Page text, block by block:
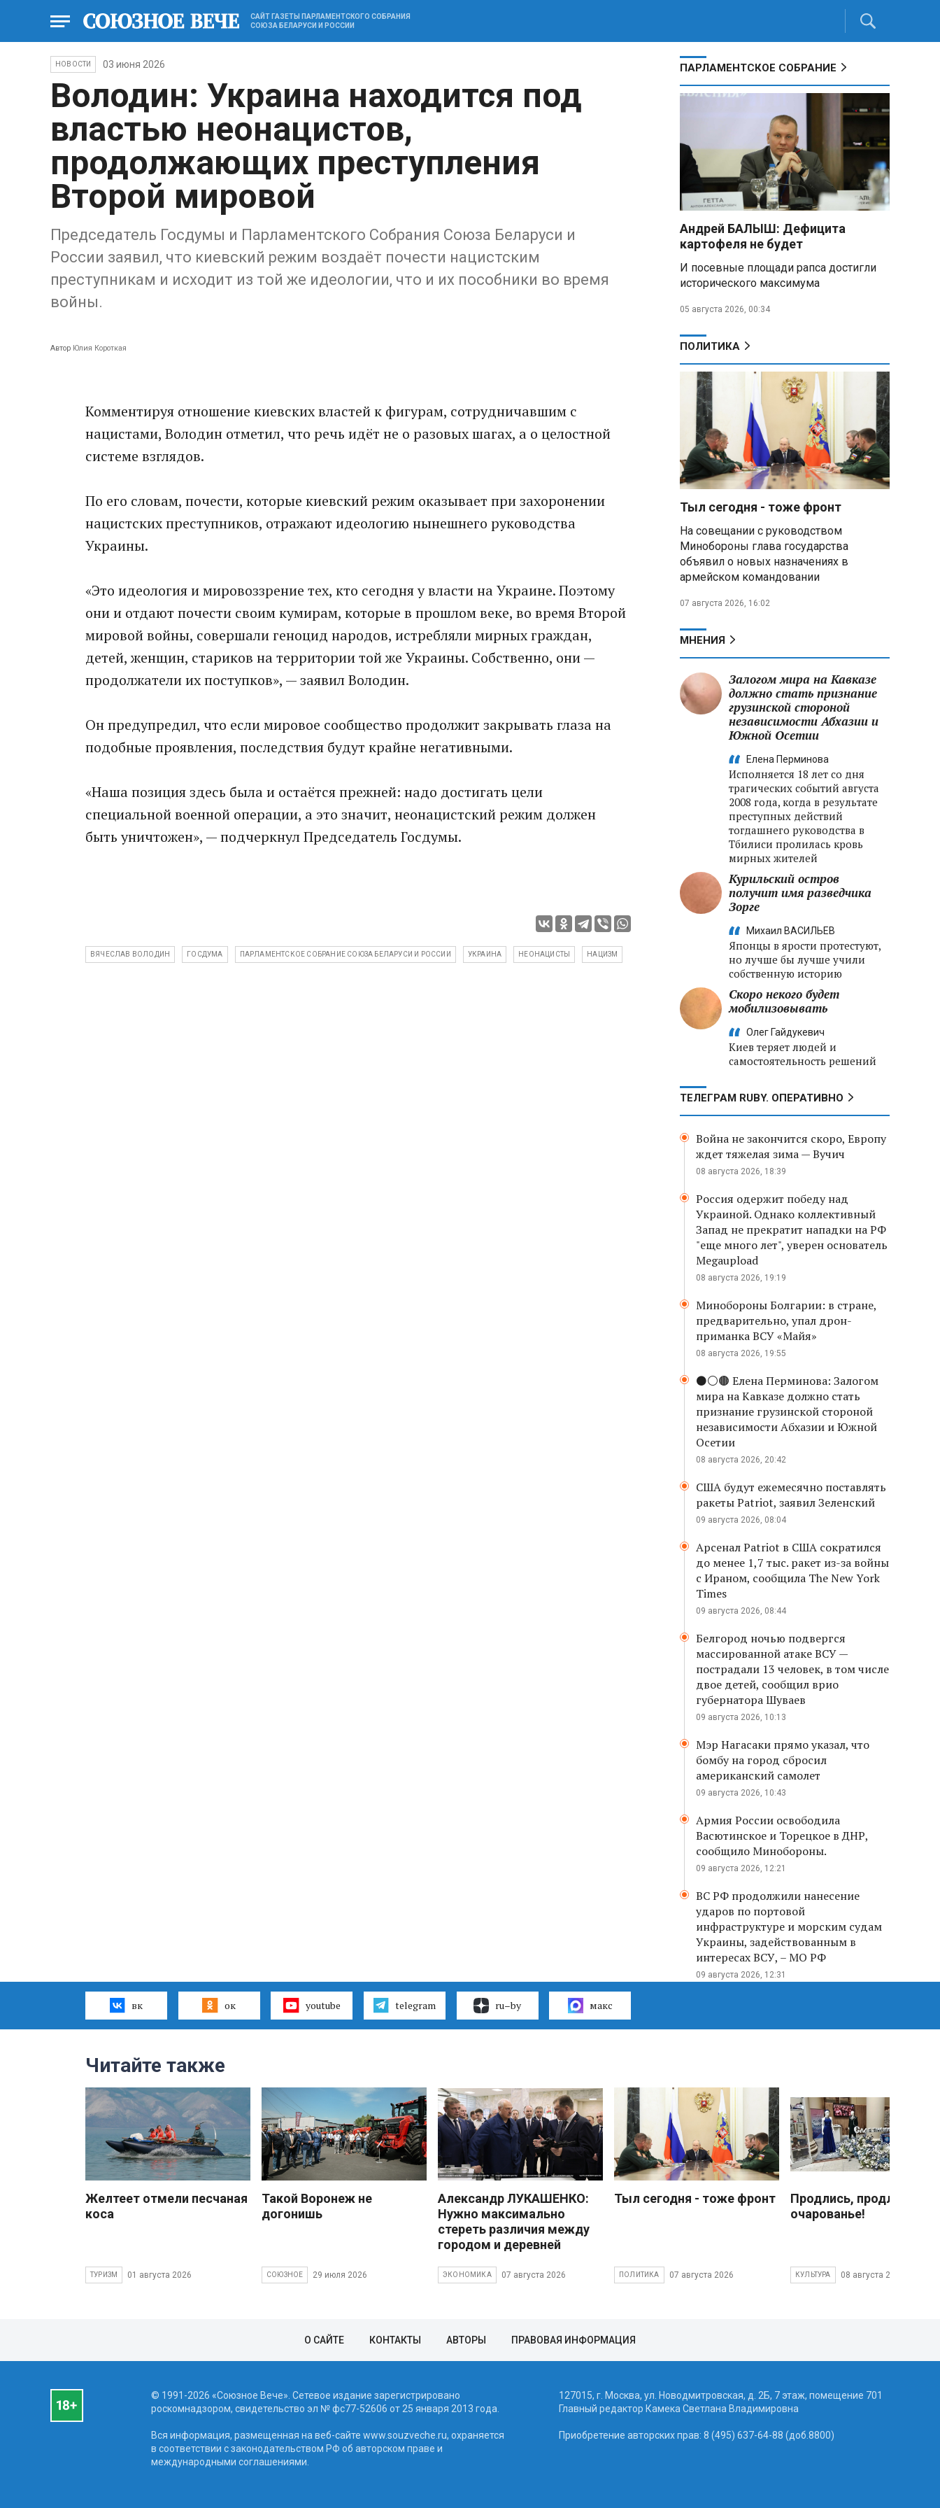
САЙТ ГАЗЕТЫ ПАРЛАМЕНТСКОГО СОБРАНИЯ
СОЮЗА БЕЛАРУСИ И РОССИИ
НОВОСТИ 03 июня 2026
Володин: Украина находится под
властью неонацистов,
продолжающих преступления
Второй мировой
Председатель Госдумы и Парламентского Собрания Союза Беларуси и
России заявил, что киевский режим воздаёт почести нацистским
преступникам и исходит из той же идеологии, что и их пособники во время
войны.
Автор Юлия Короткая
Комментируя отношение киевских властей к фигурам, сотрудничавшим с
нацистами, Володин отметил, что речь идёт не о разовых шагах, а о целостной
системе взглядов.
По его словам, почести, которые киевский режим оказывает при захоронении
нацистских преступников, отражают идеологию нынешнего руководства
Украины.
«Это идеология и мировоззрение тех, кто сегодня у власти на Украине. Поэтому
они и отдают почести своим кумирам, которые в прошлом веке, во время Второй
мировой войны, совершали геноцид народов, истребляли мирных граждан,
детей, женщин, стариков на территории той же Украины. Собственно, они —
продолжатели их поступков», — заявил Володин.
Он предупредил, что если мировое сообщество продолжит закрывать глаза на
подобные проявления, последствия будут крайне негативными.
«Наша позиция здесь была и остаётся прежней: надо достигать цели
специальной военной операции, а это значит, неонацистский режим должен
быть уничтожен», — подчеркнул Председатель Госдумы.
ВЯЧЕСЛАВ ВОЛОДИН ГОСДУМА ПАРЛАМЕНТСКОЕ СОБРАНИЕ СОЮЗА БЕЛАРУСИ И РОССИИ УКРАИНА НЕОНАЦИСТЫ НАЦИЗМ
ПАРЛАМЕНТСКОЕ СОБРАНИЕ
Андрей БАЛЫШ: Дефицита
картофеля не будет
И посевные площади рапса достигли
исторического максимума
05 августа 2026, 00:34
ПОЛИТИКА
Тыл сегодня - тоже фронт
На совещании с руководством
Минобороны глава государства
объявил о новых назначениях в
армейском командовании
07 августа 2026, 16:02
МНЕНИЯ
Залогом мира на Кавказе
должно стать признание
грузинской стороной
независимости Абхазии и
Южной Осетии
Елена Перминова
Исполняется 18 лет со дня
трагических событий августа
2008 года, когда в результате
преступных действий
тогдашнего руководства в
Тбилиси пролилась кровь
мирных жителей
Курильский остров
получит имя разведчика
Зорге
Михаил ВАСИЛЬЕВ
Японцы в ярости протестуют,
но лучше бы лучше учили
собственную историю
Скоро некого будет
мобилизовывать
Олег Гайдукевич
Киев теряет людей и
самостоятельность решений
ТЕЛЕГРАМ RUBY. ОПЕРАТИВНО
Война не закончится скоро, Европу
ждет тяжелая зима — Вучич
08 августа 2026, 18:39
Россия одержит победу над
Украиной. Однако коллективный
Запад не прекратит нападки на РФ
"еще много лет", уверен основатель
Megaupload
08 августа 2026, 19:19
Минобороны Болгарии: в стране,
предварительно, упал дрон-
приманка ВСУ «Майя»
08 августа 2026, 19:55
⚫️⚪️🟤 Елена Перминова: Залогом
мира на Кавказе должно стать
признание грузинской стороной
независимости Абхазии и Южной
Осетии
08 августа 2026, 20:42
США будут ежемесячно поставлять
ракеты Patriot, заявил Зеленский
09 августа 2026, 08:04
Арсенал Patriot в США сократился
до менее 1,7 тыс. ракет из-за войны
с Ираном, сообщила The New York
Times
09 августа 2026, 08:44
Белгород ночью подвергся
массированной атаке ВСУ —
пострадали 13 человек, в том числе
двое детей, сообщил врио
губернатора Шуваев
09 августа 2026, 10:13
Мэр Нагасаки прямо указал, что
бомбу на город сбросил
американский самолет
09 августа 2026, 10:43
Армия России освободила
Васютинское и Торецкое в ДНР,
сообщило Минобороны.
09 августа 2026, 12:21
ВС РФ продолжили нанесение
ударов по портовой
инфраструктуре и морским судам
Украины, задействованным в
интересах ВСУ, – МО РФ
09 августа 2026, 12:31
вк ок youtube telegram ru–by макс
Читайте также
Желтеет отмели песчаная
коса
ТУРИЗМ 01 августа 2026
Такой Воронеж не
догонишь
СОЮЗНОЕ 29 июля 2026
Александр ЛУКАШЕНКО:
Нужно максимально
стереть различия между
городом и деревней
ЭКОНОМИКА 07 августа 2026
Тыл сегодня - тоже фронт
ПОЛИТИКА 07 августа 2026
Продлись, продлись
очарованье!
КУЛЬТУРА 08 августа 2026
О САЙТЕ КОНТАКТЫ АВТОРЫ ПРАВОВАЯ ИНФОРМАЦИЯ
© 1991-2026 «Союзное Вече». Сетевое издание зарегистрировано
роскомнадзором, свидетельство эл № фc77-52606 от 25 января 2013 года.
Вся информация, размещенная на веб-сайте www.souzveche.ru, охраняется
в соответствии с законодательством РФ об авторском праве и
международными соглашениями.
127015, г. Москва, ул. Новодмитровская, д. 2Б, 7 этаж, помещение 701
Главный редактор Камека Светлана Владимировна
Приобретение авторских прав: 8 (495) 637-64-88 (доб.8800)